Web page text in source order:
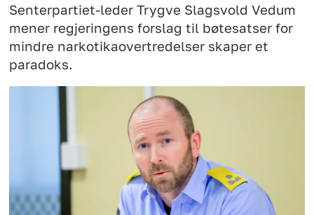
Senterpartiet-leder Trygve Slagsvold Vedum
mener regjeringens forslag til bøtesatser for
mindre narkotikaovertredelser skaper et
paradoks.